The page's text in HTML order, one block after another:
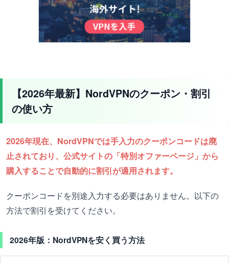
【2026年最新】NordVPNのクーポン・割引
の使い方
2026年現在、NordVPNでは手入力のクーポンコードは廃
止されており、公式サイトの「特別オファーページ」から
購入することで自動的に割引が適用されます。
クーポンコードを別途入力する必要はありません。以下の
方法で割引を受けてください。
2026年版：NordVPNを安く買う方法